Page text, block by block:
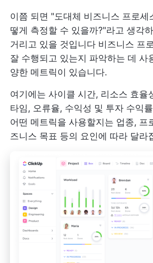
이쯤 되면 "도대체 비즈니스 프로세
떻게 측정할 수 있을까?"라고 생각
거리고 있을 것입니다 비즈니스 프
잘 수행되고 있는지 파악하는 데 사
양한 메트릭이 있습니다.
여기에는 사이클 시간, 리소스 효율
타임, 오류율, 수익성 및 투자 수익
어떤 메트릭을 사용할지는 업종, 프
즈니스 목표 등의 요인에 따라 달라